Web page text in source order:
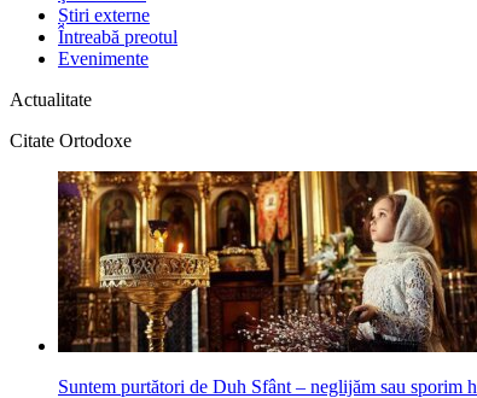
Știri externe
Întreabă preotul
Evenimente
Actualitate
Citate Ortodoxe
Suntem purtători de Duh Sfânt – neglijăm sau sporim